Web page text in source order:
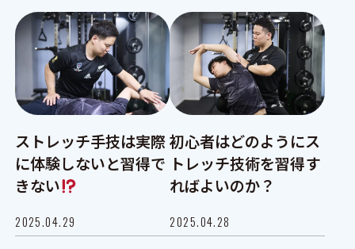
ストレッチ手技は実際
に体験しないと習得で
きない
2025.04.29
初心者はどのようにス
トレッチ技術を習得す
ればよいのか？
2025.04.28